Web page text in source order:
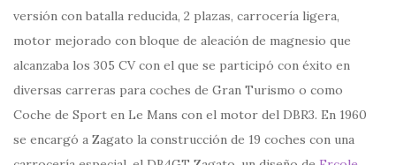
versión con batalla reducida, 2 plazas, carrocería ligera,
motor mejorado con bloque de aleación de magnesio que
alcanzaba los 305 CV con el que se participó con éxito en
diversas carreras para coches de Gran Turismo o como
Coche de Sport en Le Mans con el motor del DBR3. En 1960
se encargó a Zagato la construcción de 19 coches con una